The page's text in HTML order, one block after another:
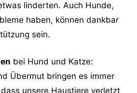
linderten. Auch Hunde,
haben, können dankbar
sein.
bei Hund und Katze:
Übermut bringen es immer
unsere Haustiere verletzt